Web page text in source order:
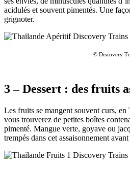
acidulés et souvent pimentés. Une
grignoter.
© Discovery
3 – Dessert : des fruits
Les fruits se mangent souvent curs, en
vous trouverez de petites boîtes
pimenté. Mangue verte, goyave ou
trempés dans cet assaisonnement avant